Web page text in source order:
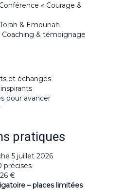
« Courage &
& Emounah
Coaching & témoignage
et échanges
pour avancer
pratiques
5 juillet 2026
précises
26 €
– places limitées